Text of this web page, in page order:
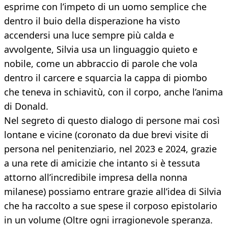
esprime con l’impeto di un uomo semplice che
dentro il buio della disperazione ha visto
accendersi una luce sempre più calda e
avvolgente, Silvia usa un linguaggio quieto e
nobile, come un abbraccio di parole che vola
dentro il carcere e squarcia la cappa di piombo
che teneva in schiavitù, con il corpo, anche l’anima
di Donald.
Nel segreto di questo dialogo di persone mai così
lontane e vicine (coronato da due brevi visite di
persona nel penitenziario, nel 2023 e 2024, grazie
a una rete di amicizie che intanto si è tessuta
attorno all’incredibile impresa della nonna
milanese) possiamo entrare grazie all’idea di Silvia
che ha raccolto a sue spese il corposo epistolario
in un volume (Oltre ogni irragionevole speranza.